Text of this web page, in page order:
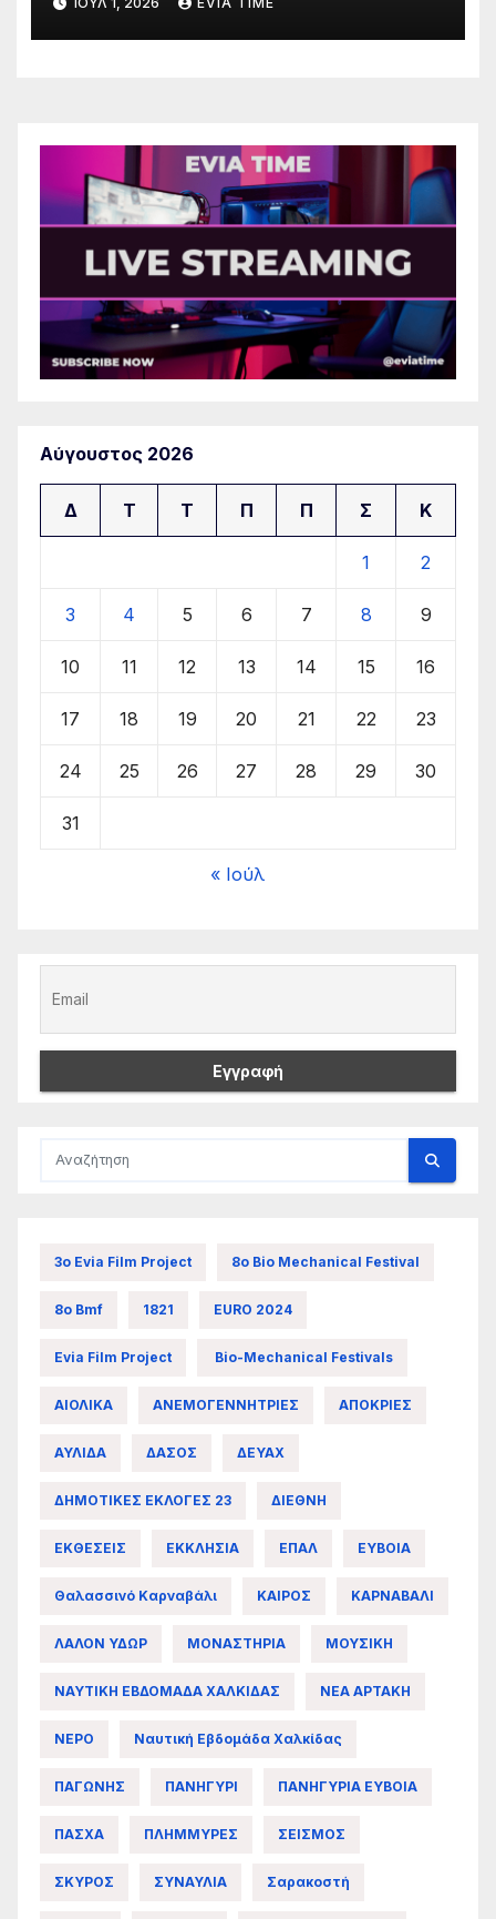
Αύγουστος 2026
Δ Τ Τ Π Π Σ Κ
1 2
3 4 5 6 7 8 9
10 11 12 13 14 15 16
17 18 19 20 21 22 23
24 25 26 27 28 29 30
31
« Ιούλ
3ο Evia Film Project 8ο Bio Mechanical Festival
8ο Bmf 1821 EURO 2024
Evia Film Project Bio-Mechanical Festivals
ΑΙΟΛΙΚΑ ΑΝΕΜΟΓΕΝΝΗΤΡΙΕΣ ΑΠΟΚΡΙΕΣ
ΑΥΛΙΔΑ ΔΑΣΟΣ ΔΕΥΑΧ
ΔΗΜΟΤΙΚΕΣ ΕΚΛΟΓΕΣ 23 ΔΙΕΘΝΗ
ΕΚΘΕΣΕΙΣ ΕΚΚΛΗΣΙΑ ΕΠΑΛ ΕΥΒΟΙΑ
Θαλασσινό Καρναβάλι ΚΑΙΡΟΣ ΚΑΡΝΑΒΑΛΙ
ΛΑΛΟΝ ΥΔΩΡ ΜΟΝΑΣΤΗΡΙΑ ΜΟΥΣΙΚΗ
ΝΑΥΤΙΚΗ ΕΒΔΟΜΑΔΑ ΧΑΛΚΙΔΑΣ ΝΕΑ ΑΡΤΑΚΗ
ΝΕΡΟ Ναυτική Εβδομάδα Χαλκίδας
ΠΑΓΩΝΗΣ ΠΑΝΗΓΥΡΙ ΠΑΝΗΓΥΡΙΑ ΕΥΒΟΙΑ
ΠΑΣΧΑ ΠΛΗΜΜΥΡΕΣ ΣΕΙΣΜΟΣ
ΣΚΥΡΟΣ ΣΥΝΑΥΛΙΑ Σαρακοστή